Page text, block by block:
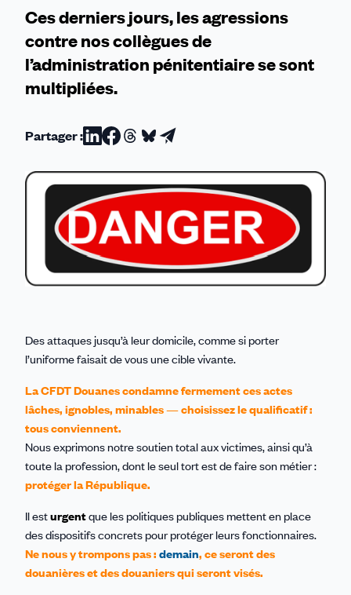
Ces derniers jours, les agressions
contre nos collègues de
l’administration pénitentiaire se sont
multipliées.
Partager :Partager
sur
Linkedin
Partager
sur
Facebook
Partager
sur
Threads
Partager
sur
Bluesky
Partager
par
email
Des attaques jusqu’à leur domicile, comme si porter
l’uniforme faisait de vous une cible vivante.
La CFDT Douanes condamne fermement ces actes
lâches, ignobles, minables — choisissez le qualificatif :
tous conviennent.
Nous exprimons notre soutien total aux victimes, ainsi qu’à
toute la profession, dont le seul tort est de faire son métier :
protéger la République.
Il esturgentque les politiques publiques mettent en place
des dispositifs concrets pour protéger leurs fonctionnaires.
Ne nous y trompons pas : demain, ce seront des
douanières et des douaniers qui seront visés.